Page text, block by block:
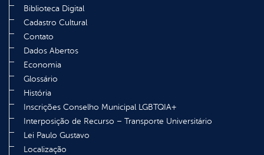
Biblioteca Digital
Cadastro Cultural
Contato
Dados Abertos
Economia
Glossário
História
Inscrições Conselho Municipal LGBTQIA+
Interposição de Recurso – Transporte Universitário
Lei Paulo Gustavo
Localização